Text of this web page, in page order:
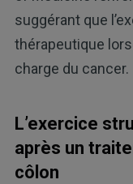
suggérant que
thérapeutique
charge du cancer.
L’exercice
après un
côlon